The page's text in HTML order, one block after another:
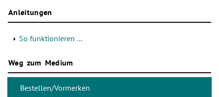
Anleitungen
So funktionieren …
Weg zum Medium